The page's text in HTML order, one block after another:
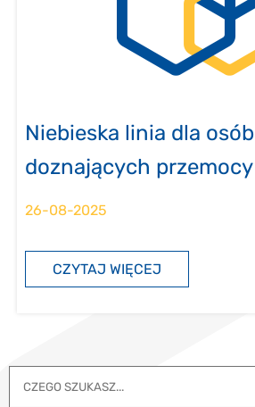
Niebieska linia dla osób
doznających przemocy
26-08-2025
CZYTAJ WIĘCEJ